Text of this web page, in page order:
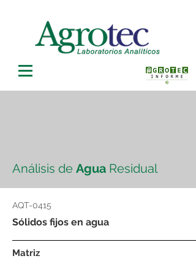
Análisis de Agua Residual
AQT-0415
Sólidos fijos en agua
Matriz